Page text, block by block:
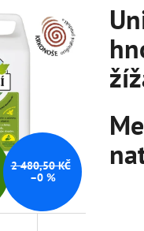
2 480,50 KČ
–0 %